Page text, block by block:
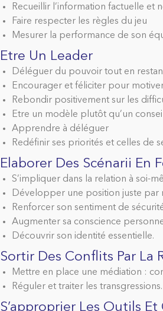
Recueillir l’information factuelle et
Faire respecter les règles du jeu
Mesurer la performance de son
Etre Un Leader
Déléguer du pouvoir tout en
Encourager et féliciter pour
Rebondir positivement sur les
Etre un modèle plutôt qu’un
Apprendre à déléguer
Redéfinir ses priorités et celles de
Elaborer Des Scénarii En
S’impliquer dans la relation à soi-
Développer une position juste par
Renforcer son sentiment de
Augmenter sa conscience
Découvrir son identité essentielle.
Sortir Des Conflits Par La
Mettre en place une médiation :
Réguler et traiter les transgressions.
S’approprier Les Outils